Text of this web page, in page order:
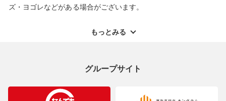
ズ・ヨゴレなどがある場合がございます。
ご理解くださいますようお願い申し上げます。
合がございますのでご了承ください。
もっとみる
グループサイト